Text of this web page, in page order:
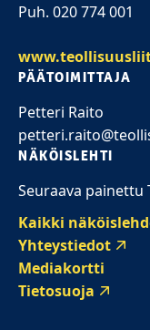
Puh. 020 774 001
PÄÄTOIMITTAJA
Petteri Raito
NÄKÖISLEHTI
Seuraava painettu
Kaikki
Yhteystiedot
Mediakortti
Tietosuoja